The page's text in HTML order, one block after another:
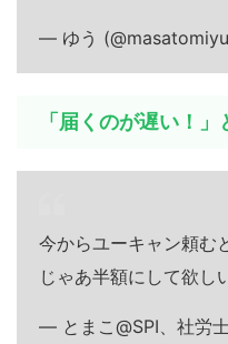
— ゆう
「届くのが遅い！
今からユーキャン頼む
じゃあ半額にして欲し
— とまこ@SPI、社労